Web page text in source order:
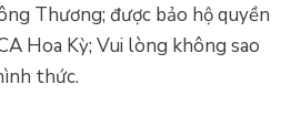
Thương; được bảo hộ quyền
Hoa Kỳ; Vui lòng không sao
thức.